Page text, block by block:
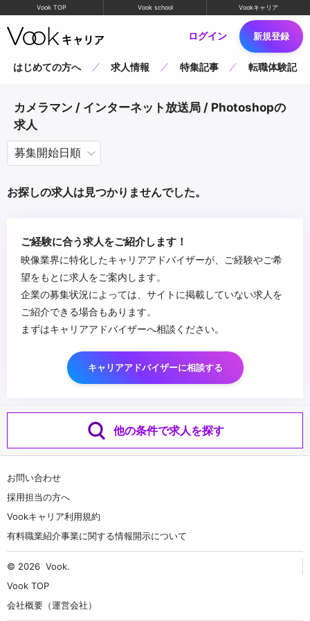
Vook TOP Vook school Vookキャリア
ログイン 新規登録
はじめての方へ 求人情報 特集記事 転職体験記
カメラマン / インターネット放送局 / Photoshopの
求人
お探しの求人は見つかりませんでした。
ご経験に合う求人をご紹介します！
映像業界に特化したキャリアアドバイザーが、ご経験やご希
望をもとに求人をご案内します。
企業の募集状況によっては、サイトに掲載していない求人を
ご紹介できる場合もあります。
まずはキャリアアドバイザーへ相談ください。
キャリアアドバイザーに相談する
他の条件で求人を探す
お問い合わせ
採用担当の方へ
Vookキャリア利用規約
有料職業紹介事業に関する情報開示について
© 2026 Vook.
Vook TOP
会社概要（運営会社）